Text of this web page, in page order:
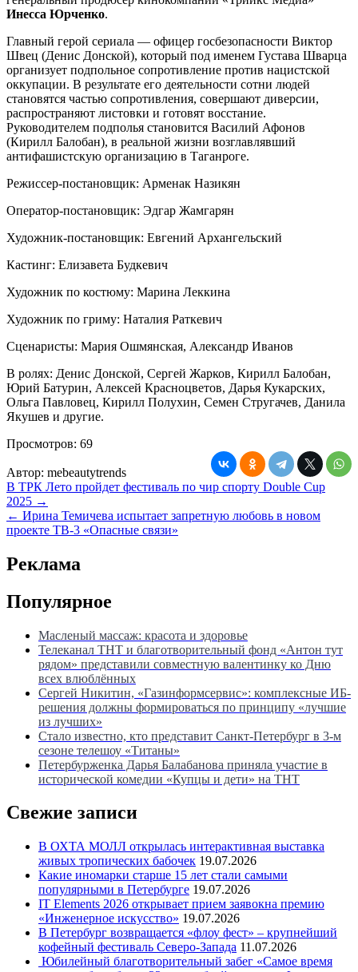
Инесса Юрченко.
Главный герой сериала — офицер госбезопасности Виктор
Швец (Денис Донской), который под именем Густава Шварца
организует подпольное сопротивление против нацистской
оккупации. В результате его деятельности сотни людей
становятся частью сопротивления, совершают диверсии,
распространяют листовки и готовят восстание.
Руководителем подполья становится Василий Афонов
(Кирилл Балобан), в реальной жизни возглавлявший
антифашистскую организацию в Таганроге.
Режиссер-постановщик: Арменак Назикян
Оператор-постановщик: Эдгар Жамгарян
Художник-постановщик: Евгений Архангельский
Кастинг: Елизавета Будкевич
Художник по костюму: Марина Леккина
Художник по гриму: Наталия Раткевич
Сценаристы: Мария Ошмянская, Александр Иванов
В ролях: Денис Донской, Сергей Жарков, Кирилл Балобан,
Юрий Батурин, Алексей Красноцветов, Дарья Кукарских,
Ольга Павловец, Кирилл Полухин, Семен Стругачев, Данила
Якушев и другие.
Просмотров: 69
Автор: mebeautytrends
Навигация
по
записям
В ТРК Лето пройдет фестиваль по чир спорту Double Cup
2025 →
← Ирина Темичева испытает запретную любовь в новом
проекте ТВ-3 «Опасные связи»
Реклама
Популярное
Масленый массаж: красота и здоровье
Телеканал ТНТ и благотворительный фонд «Антон тут
рядом» представили совместную валентинку ко Дню
всех влюблённых
Сергей Никитин, «Газинформсервис»: комплексные ИБ-
решения должны формироваться по принципу «лучшие
из лучших»
Стало известно, кто представит Санкт-Петербург в 3-м
сезоне телешоу «Титаны»
Петербурженка Дарья Балабанова приняла участие в
исторической комедии «Купцы и дети» на ТНТ
Свежие записи
В ОХТА МОЛЛ открылась интерактивная выставка
живых тропических бабочек 19.07.2026
Какие иномарки старше 15 лет стали самыми
популярными в Петербурге 19.07.2026
IT Elements 2026 открывает прием заявокна премию
«Инженерное искусство» 19.07.2026
В Петербург возвращается «флоу фест» – крупнейший
кофейный фестиваль Северо-Запада 11.07.2026
Юбилейный благотворительный забег «Самое время